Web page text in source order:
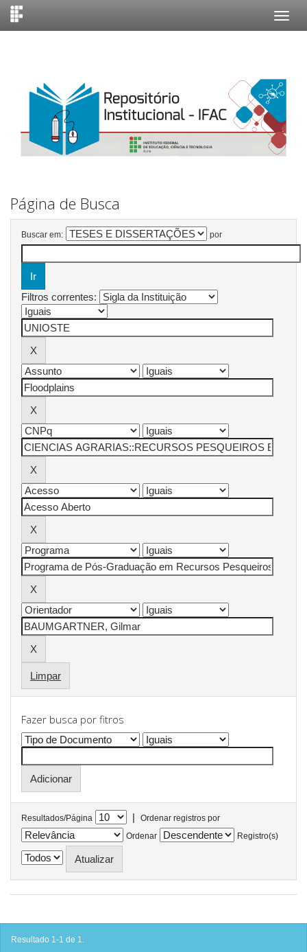
Página de Busca
Buscar em: por
Filtros correntes:
Limpar
Fazer busca por fitros
Resultados/Página |
Ordenar registros por
Ordenar
Registro(s)
Resultado 1-1 de 1.